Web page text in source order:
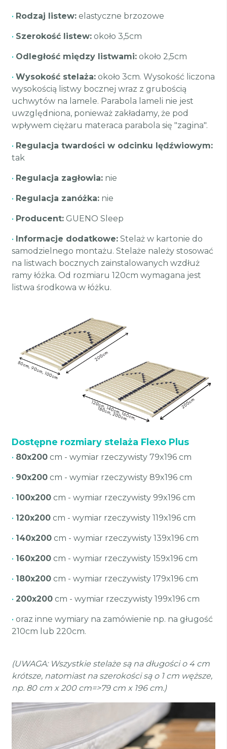
• Rodzaj listew: elastyczne brzozowe
• Szerokość listew: około 3,5cm
• Odległość między listwami: około 2,5cm
• Wysokość stelaża: około 3cm. Wysokość liczona
wysokością listwy bocznej wraz z grubością
uchwytów na lamele. Parabola lameli nie jest
uwzględniona, ponieważ zakładamy, że pod
wpływem ciężaru materaca parabola się "zagina".
• Regulacja twardości w odcinku lędźwiowym:
tak
• Regulacja zagłowia: nie
• Regulacja zanóżka: nie
• Producent: GUENO Sleep
• Informacje dodatkowe: Stelaż w kartonie do
samodzielnego montażu. Stelaże należy stosować
na listwach bocznych zainstalowanych wzdłuż
ramy łóżka. Od rozmiaru 120cm wymagana jest
listwa środkowa w łóżku.
Dostępne rozmiary stelaża Flexo Plus
• 80x200 cm - wymiar rzeczywisty 79x196 cm
• 90x200 cm - wymiar rzeczywisty 89x196 cm
• 100x200 cm - wymiar rzeczywisty 99x196 cm
• 120x200 cm - wymiar rzeczywisty 119x196 cm
• 140x200 cm - wymiar rzeczywisty 139x196 cm
• 160x200 cm - wymiar rzeczywisty 159x196 cm
• 180x200 cm - wymiar rzeczywisty 179x196 cm
• 200x200 cm - wymiar rzeczywisty 199x196 cm
• oraz inne wymiary na zamówienie np. na gługość
210cm lub 220cm.
(UWAGA: Wszystkie stelaże są na długości o 4 cm
krótsze, natomiast na szerokości są o 1 cm węższe,
np. 80 cm x 200 cm=>79 cm x 196 cm.)